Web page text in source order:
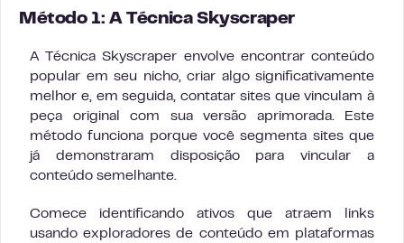
Método 1: A Técnica Skyscraper
A Técnica Skyscraper envolve encontrar conteúdo
popular em seu nicho, criar algo significativamente
melhor e, em seguida, contatar sites que vinculam à
peça original com sua versão aprimorada. Este
método funciona porque você segmenta sites que
já demonstraram disposição para vincular a
conteúdo semelhante.
Comece identificando ativos que atraem links
usando exploradores de conteúdo em plataformas